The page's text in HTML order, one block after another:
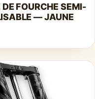
FOURCHE SEMI-
— JAUNE